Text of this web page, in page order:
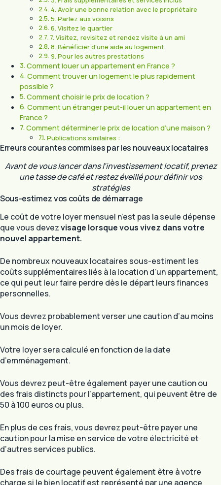
4. Avoir une bonne relation avec le propriétaire
5. Parlez aux voisins
6. Visitez le quartier
7. Visitez, revisitez et rendez visite à un ami
8. Bénéficier d’une aide au logement
9. Pour les autres prestations
Comment louer un appartement en France ?
Comment trouver un logement le plus rapidement
possible ?
Comment choisir le prix de location ?
Comment un étranger peut-il louer un appartement en
France ?
Comment déterminer le prix de location d’une maison ?
Publications similaires :
Erreurs courantes commises par les nouveaux locataires
Avant de vous lancer dans l’investissement locatif, prenez
une tasse de café et restez éveillé pour définir vos
stratégies
Sous-estimez vos coûts de démarrage
Le coût de votre loyer mensuel n’est pas la seule dépense
que vous devezvisage lorsque vous vivez dans votre
nouvel appartement.
De nombreux nouveaux locataires sous-estiment les
coûts supplémentaires liés à la location d’un appartement,
ce qui peut leur faire perdre dès le départ leurs finances
personnelles.
Vous devrez probablement verser une caution d’au moins
un mois de loyer.
Votre loyer sera calculé en fonction de la date
d’emménagement.
Vous devrez peut-être également payer une caution ou
des frais distincts pour l’appartement, qui peuvent être de
50 à 100 euros ou plus.
En plus de ces frais, vous devrez peut-être payer une
caution pour la mise en service de votre électricité et
d’autres services publics.
Des frais de courtage peuvent également être à votre
charge si le bien locatif est représenté par une agence